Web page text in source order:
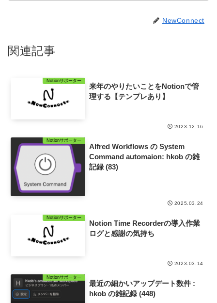
NewConnect
関連記事
Notionサポーター
来年のやりたいことをNotionで管
理する【テンプレあり】
2023.12.16
Notionサポーター
Alfred Workflows の System
Command automaion: hkob の雑
記録 (83)
2025.03.24
Notionサポーター
Notion Time Recorderの導入作業
ログと感謝の気持ち
2023.03.14
Notionサポーター
最近の細かいアップデート数件 :
hkob の雑記録 (448)